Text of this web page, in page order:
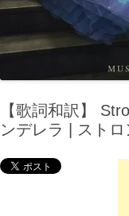
【歌詞和訳】
ンデレラ | スト